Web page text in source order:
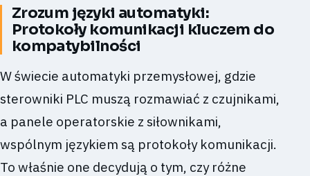
Zrozum języki automatyki:
Protokoły komunikacji kluczem do
kompatybilności
W świecie automatyki przemysłowej, gdzie
sterowniki PLC muszą rozmawiać z czujnikami,
a panele operatorskie z siłownikami,
wspólnym językiem są protokoły komunikacji.
To właśnie one decydują o tym, czy różne